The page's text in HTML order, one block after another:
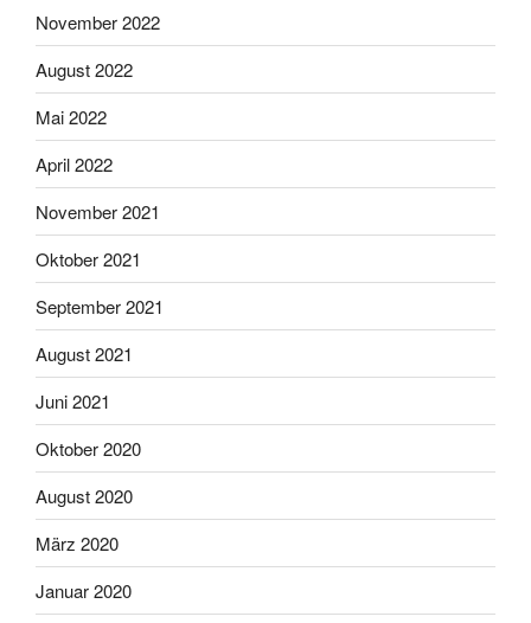
November 2022
August 2022
Mai 2022
April 2022
November 2021
Oktober 2021
September 2021
August 2021
Juni 2021
Oktober 2020
August 2020
März 2020
Januar 2020